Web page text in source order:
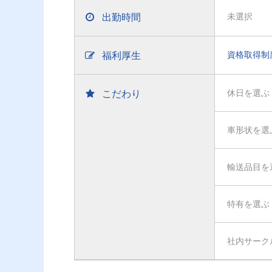
出勤時間 未選択
福利厚生 資格取得制
こだわり 休日を選ぶ
車形状を選
輸送品目を
特有を選ぶ
社内サーク